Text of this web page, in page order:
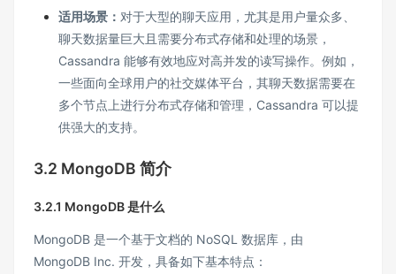
适用场景： 对于大型的聊天应用，尤其是用户量众多、
聊天数据量巨大且需要分布式存储和处理的场景，
Cassandra 能够有效地应对高并发的读写操作。例如，
一些面向全球用户的社交媒体平台，其聊天数据需要在
多个节点上进行分布式存储和管理，Cassandra 可以提
供强大的支持。
3.2 MongoDB 简介
3.2.1 MongoDB 是什么
MongoDB 是一个基于文档的 NoSQL 数据库，由
MongoDB Inc. 开发，具备如下基本特点：